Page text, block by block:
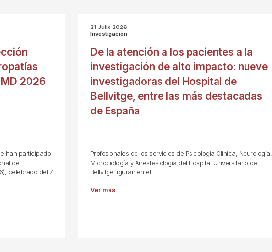
2026
han participado
de
celebrado del 7
21 Julio 2026
Investigación
De la atención a los pacientes a la
investigación de alto impacto: nueve
investigadoras del Hospital de
Bellvitge, entre las más destacadas
de España
Profesionales de los servicios de Psicología Clínica, Neurología,
Microbiología y Anestesiología del Hospital Universitario de
Bellvitge figuran en el
Ver más